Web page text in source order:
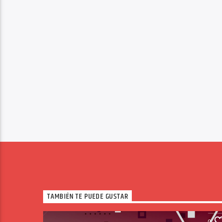
TAMBIÉN TE PUEDE GUSTAR